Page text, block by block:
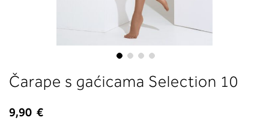
to
beginning
Čarape s gaćicama Selection 10
9,90 €
boste prebrali, katera globina
ustreza vaši meri (A, B …) – iščite v
stolpcu, ki ste ga določili s
obsegom.